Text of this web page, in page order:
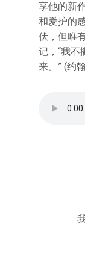
享他的新
和爱护的
伏，但唯
记，“我不
来。” (约